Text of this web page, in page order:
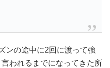
ンの途中に2回に渡って強
われるまでになってきた所